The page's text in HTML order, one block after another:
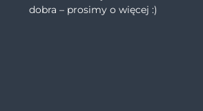
dobra – prosimy o więcej :)